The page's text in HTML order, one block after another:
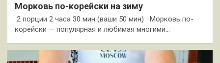
Морковь по-корейски на зиму
2 порции 2 часа 30 мин (ваши 50 мин) Морковь по-
корейски — популярная и любимая многими…